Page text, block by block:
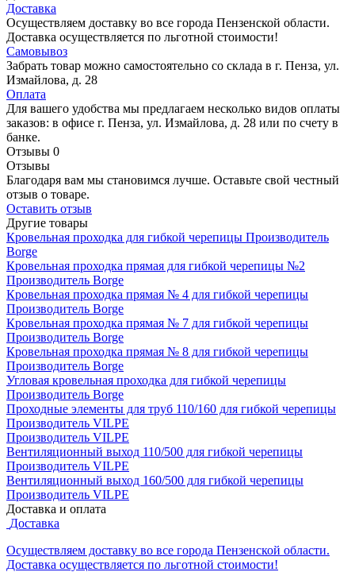
Доставка
Осуществляем доставку во все города Пензенской области.
Доставка осуществляется по льготной стоимости!
Самовывоз
Забрать товар можно самостоятельно со склада в г. Пенза, ул.
Измайлова, д. 28
Оплата
Для вашего удобства мы предлагаем несколько видов оплаты
заказов: в офисе г. Пенза, ул. Измайлова, д. 28 или по счету в
банке.
Отзывы 0
Отзывы
Благодаря вам мы становимся лучше. Оставьте свой честный
отзыв о товаре.
Оставить отзыв
Другие товары
Кровельная проходка для гибкой черепицы Производитель
Borge
Кровельная проходка прямая для гибкой черепицы №2
Производитель Borge
Кровельная проходка прямая № 4 для гибкой черепицы
Производитель Borge
Кровельная проходка прямая № 7 для гибкой черепицы
Производитель Borge
Кровельная проходка прямая № 8 для гибкой черепицы
Производитель Borge
Угловая кровельная проходка для гибкой черепицы
Производитель Borge
Проходные элементы для труб 110/160 для гибкой черепицы
Производитель VILPE
Производитель VILPE
Вентиляционный выход 110/500 для гибкой черепицы
Производитель VILPE
Вентиляционный выход 160/500 для гибкой черепицы
Производитель VILPE
Доставка и оплата
Доставка
Осуществляем доставку во все города Пензенской области.
Доставка осуществляется по льготной стоимости!